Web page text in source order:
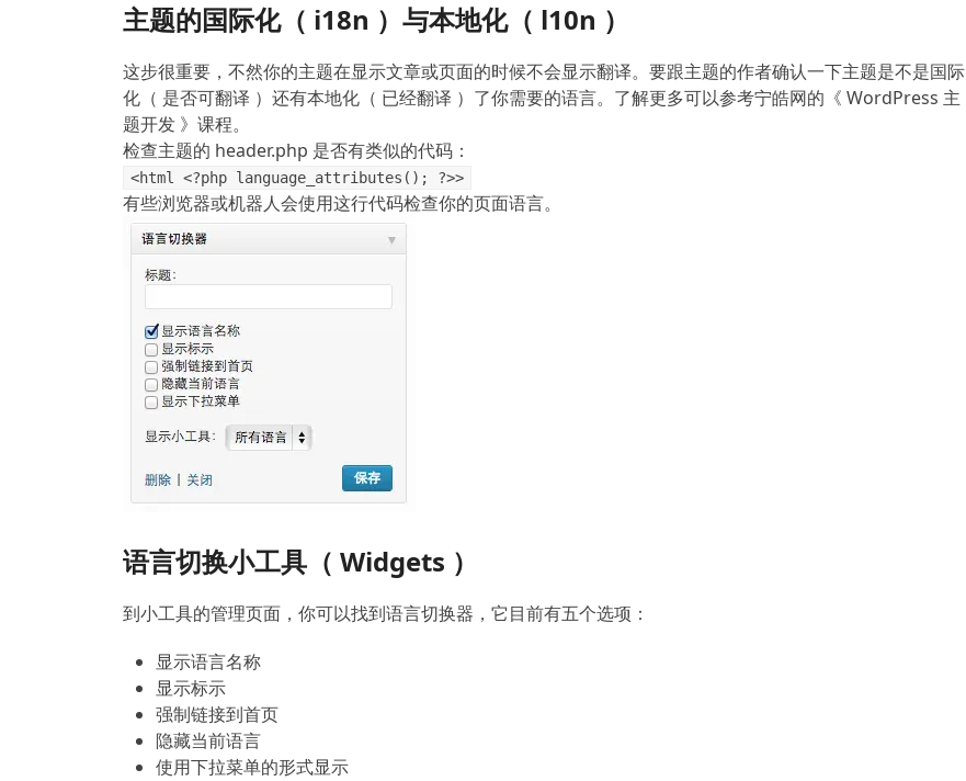
主题的国际化（ i18n ）与本地化（ l10n ）
这步很重要，不然你的主题在显示文章或页面的时候不会显示翻译。要跟主题的作者确认一下主题是不是国际
化（ 是否可翻译 ）还有本地化（ 已经翻译 ）了你需要的语言。了解更多可以参考宁皓网的《 WordPress 主
题开发 》课程。
检查主题的 header.php 是否有类似的代码：
<html <?php language_attributes(); ?>>
有些浏览器或机器人会使用这行代码检查你的页面语言。
语言切换小工具（ Widgets ）
到小工具的管理页面，你可以找到语言切换器，它目前有五个选项：
显示语言名称
显示标示
强制链接到首页
隐藏当前语言
使用下拉菜单的形式显示